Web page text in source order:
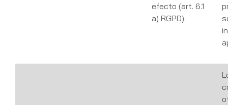
efecto (art. 6.1
a) RGPD).